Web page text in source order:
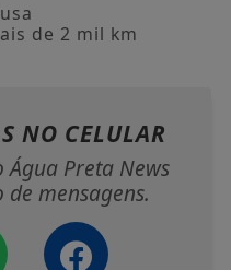
de 2 mil km
NO CELULAR
Água Preta News
mensagens.